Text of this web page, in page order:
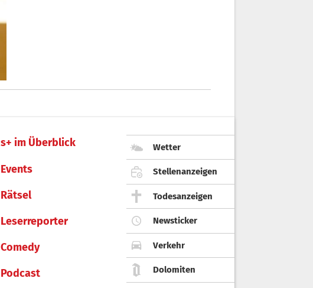
s+ im Überblick
Events
Rätsel
Leserreporter
Comedy
Podcast
Wetter
Stellenanzeigen
Todesanzeigen
Newsticker
Verkehr
Dolomiten